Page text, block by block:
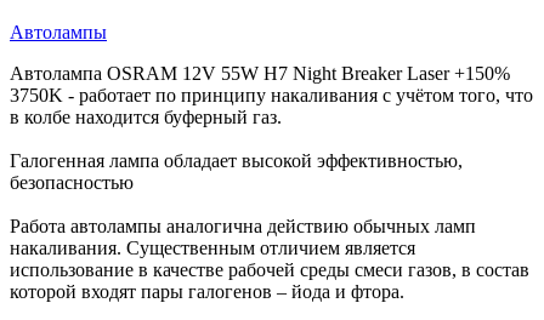
Автолампы
Автолампа OSRAM 12V 55W H7 Night Breaker Laser +150%
3750K - работает по принципу накаливания с учётом того, что
в колбе находится буферный газ.
Галогенная лампа обладает высокой эффективностью,
безопасностью
Работа автолампы аналогична действию обычных ламп
накаливания. Существенным отличием является
использование в качестве рабочей среды смеси газов, в состав
которой входят пары галогенов – йода и фтора.